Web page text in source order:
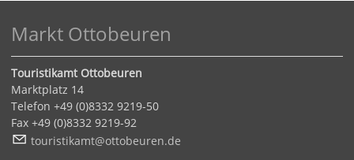
Markt Ottobeuren
Touristikamt Ottobeuren
Marktplatz 14
Telefon +49 (0)8332 9219-50
Fax +49 (0)8332 9219-92
t
r st k mt tt b r n d